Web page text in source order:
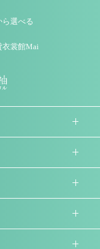
ら選べる
衣裳館Mai